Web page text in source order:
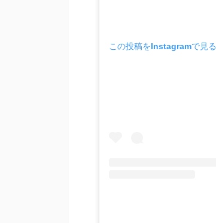
この投稿をInstagramで見る